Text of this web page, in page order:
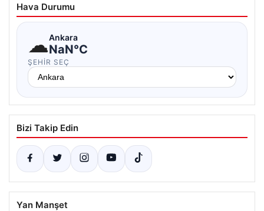
Hava Durumu
☁Ankara
NaN°C
ŞEHIR SEÇ
Bizi Takip Edin
Yan Manşet